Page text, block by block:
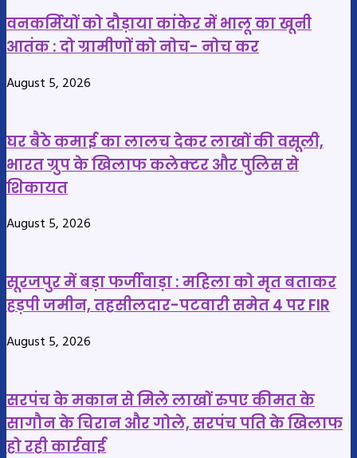
एक
युवक
की
मौत,
घायल
रौंदा,
एक
गौ
माता
घसीटता
ले
गया
–
चालक
वनकर्मियों को दौड़ाया कांकेर में भालू का खूनी
आतंक : दो ग्रामीणों को नोच- नोच कर
August 5, 2026
घर बैठे कमाई का लालच देकर लाखों की वसूली,
भारत ग्रुप के खिलाफ कलेक्टर और पुलिस से
शिकायत
August 5, 2026
सूरजपुर में बड़ा फर्जीवाड़ा : महिला को मृत बताकर
हड़पी जमीन, तहसीलदार-पटवारी समेत 4 पर FIR
August 5, 2026
सरपंच के मकान से मिले लाखों रुपए कीमत के
सागौन के चिरान और गोले, सरपंच पति के खिलाफ
हो रही कार्रवाई